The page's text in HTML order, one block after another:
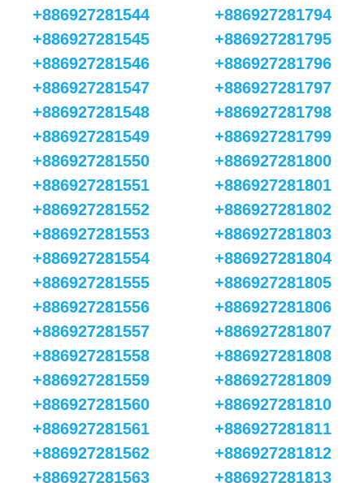
+886927281544
+886927281545
+886927281546
+886927281547
+886927281548
+886927281549
+886927281550
+886927281551
+886927281552
+886927281553
+886927281554
+886927281555
+886927281556
+886927281557
+886927281558
+886927281559
+886927281560
+886927281561
+886927281562
+886927281563
+886927281794
+886927281795
+886927281796
+886927281797
+886927281798
+886927281799
+886927281800
+886927281801
+886927281802
+886927281803
+886927281804
+886927281805
+886927281806
+886927281807
+886927281808
+886927281809
+886927281810
+886927281811
+886927281812
+886927281813